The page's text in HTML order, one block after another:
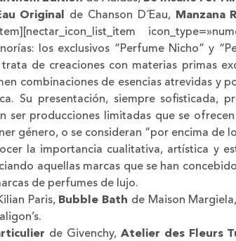
Original de Chanson D´Eau,Manzana
los exclusivos “Perfume Nicho” y
de creaciones con materias primas
combinaciones de esencias atrevidas y
Su presentación, siempre sofisticada,
ser producciones limitadas que se
género, o se consideran “por encima de
la importancia cualitativa, artística y
aquellas marcas que se han
de perfumes de lujo.
Paris,Bubble Bath de Maison Margiela,
de Givenchy, Atelier des Fleurs